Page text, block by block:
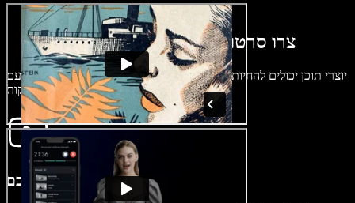
צרו סרטון הול אופנה בכמה דקות
עם Speechify Studio, יוצרי תוכן יכולים להחיות את מסע האופנה שלהם
בתוך כמה דקות.
ייבוא הסרטון שלכם